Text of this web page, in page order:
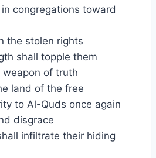
congregations toward
the stolen rights
shall topple them
of truth
land of the free
to Al-Quds once again
disgrace
infiltrate their hiding